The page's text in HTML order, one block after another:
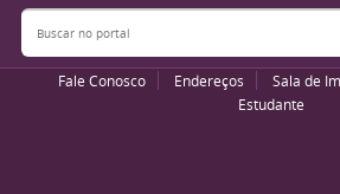
Buscar no portal
Fale Conosco Endereços Sala de
Estudante